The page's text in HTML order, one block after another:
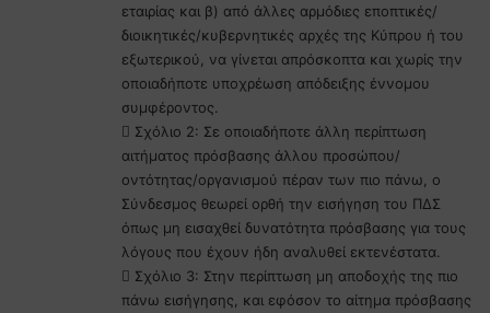
εταιρίας και β) από άλλες αρμόδιες εποπτικές/
διοικητικές/κυβερνητικές αρχές της Κύπρου ή του
εξωτερικού, να γίνεται απρόσκοπτα και χωρίς την
οποιαδήποτε υποχρέωση απόδειξης έννομου
συμφέροντος.
 Σχόλιο 2: Σε οποιαδήποτε άλλη περίπτωση
αιτήματος πρόσβασης άλλου προσώπου/
οντότητας/οργανισμού πέραν των πιο πάνω, ο
Σύνδεσμος θεωρεί ορθή την εισήγηση του ΠΔΣ
όπως μη εισαχθεί δυνατότητα πρόσβασης για τους
λόγους που έχουν ήδη αναλυθεί εκτενέστατα.
 Σχόλιο 3: Στην περίπτωση μη αποδοχής της πιο
πάνω εισήγησης, και εφόσον το αίτημα πρόσβασης